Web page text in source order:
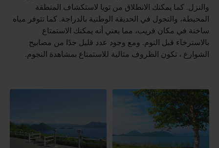
والنزل. كما يمكنك الانطلاق من تويا لاستكشاف المنطقة
المحيطة، والتجول في الحديقة الوطنية بالدراجة. كما تتوفر مياه
ساخنة في مكان قريب، مما يعني أنه يمكنك الاستمتاع
بالاسترخاء قبل النوم. ومع وجود عدد قليل جدًا من مصابيح
الشوارع ، تكون الظروف مثالية للاستمتاع بمشاهدة النجوم.